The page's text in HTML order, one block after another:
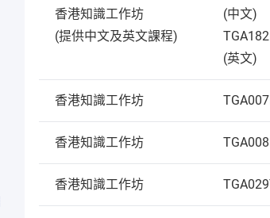
香港知識工作坊
(提供中文及英文課程)
(中文)
(英文)
香港知識工作坊
香港知識工作坊
香港知識工作坊